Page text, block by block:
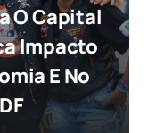
O Capital
Impacto
E No